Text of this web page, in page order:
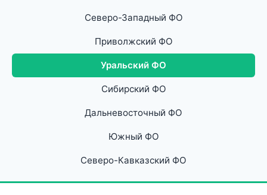
Северо-Западный ФО
Приволжский ФО
Уральский ФО
Сибирский ФО
Дальневосточный ФО
Южный ФО
Северо-Кавказский ФО